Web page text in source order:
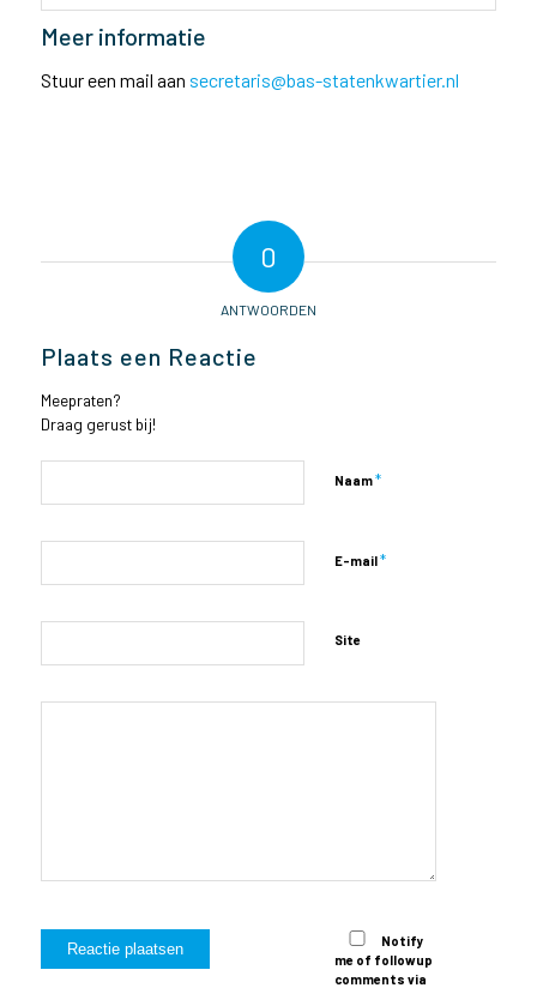
Meer informatie
Stuur een mail aan secretaris@bas-statenkwartier.nl
0
ANTWOORDEN
Plaats een Reactie
Meepraten?
Draag gerust bij!
Naam*
E-mail*
Site
Notify
me of followup
comments via